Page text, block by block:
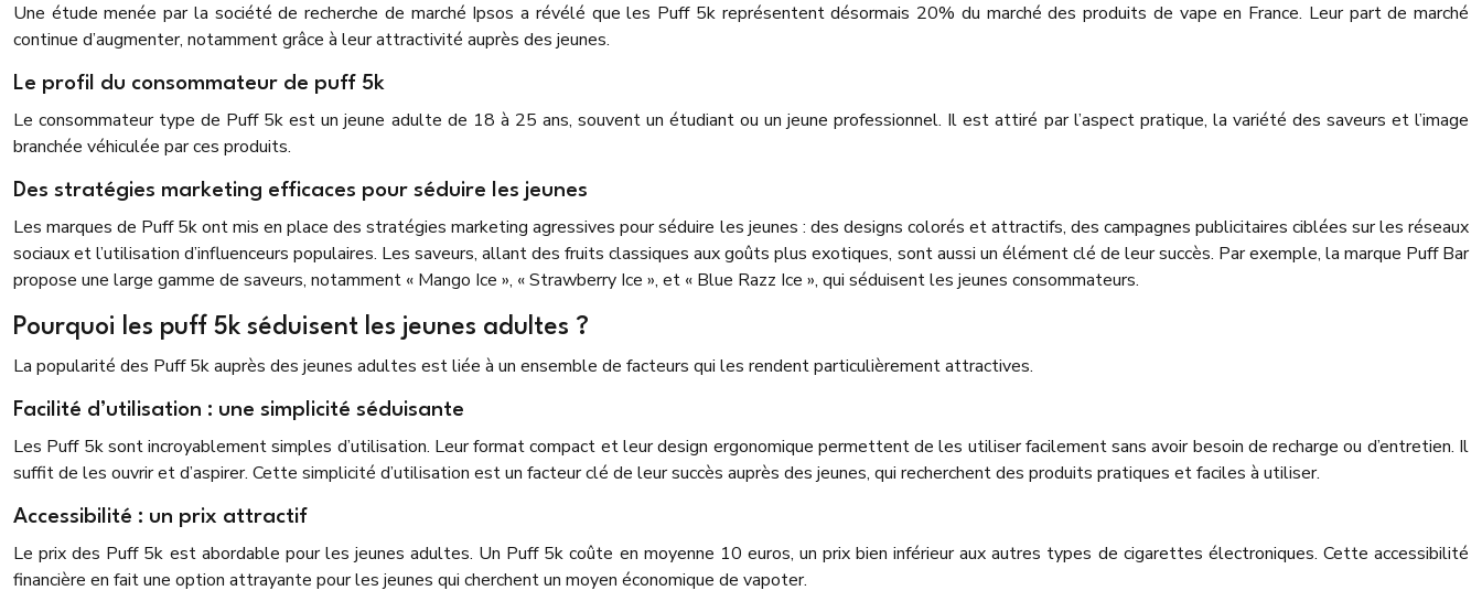
Une étude menée par la société de recherche de marché Ipsos a révélé que les Puff 5k représentent désormais 20% du marché des produits de vape en France. Leur part de marché
continue d’augmenter, notamment grâce à leur attractivité auprès des jeunes.
Le profil du consommateur de puff 5k
Le consommateur type de Puff 5k est un jeune adulte de 18 à 25 ans, souvent un étudiant ou un jeune professionnel. Il est attiré par l’aspect pratique, la variété des saveurs et l’image
branchée véhiculée par ces produits.
Des stratégies marketing efficaces pour séduire les jeunes
Les marques de Puff 5k ont mis en place des stratégies marketing agressives pour séduire les jeunes : des designs colorés et attractifs, des campagnes publicitaires ciblées sur les réseaux
sociaux et l’utilisation d’influenceurs populaires. Les saveurs, allant des fruits classiques aux goûts plus exotiques, sont aussi un élément clé de leur succès. Par exemple, la marque Puff Bar
propose une large gamme de saveurs, notamment « Mango Ice », « Strawberry Ice », et « Blue Razz Ice », qui séduisent les jeunes consommateurs.
Pourquoi les puff 5k séduisent les jeunes adultes ?
La popularité des Puff 5k auprès des jeunes adultes est liée à un ensemble de facteurs qui les rendent particulièrement attractives.
Facilité d’utilisation : une simplicité séduisante
Les Puff 5k sont incroyablement simples d’utilisation. Leur format compact et leur design ergonomique permettent de les utiliser facilement sans avoir besoin de recharge ou d’entretien. Il
suffit de les ouvrir et d’aspirer. Cette simplicité d’utilisation est un facteur clé de leur succès auprès des jeunes, qui recherchent des produits pratiques et faciles à utiliser.
Accessibilité : un prix attractif
Le prix des Puff 5k est abordable pour les jeunes adultes. Un Puff 5k coûte en moyenne 10 euros, un prix bien inférieur aux autres types de cigarettes électroniques. Cette accessibilité
financière en fait une option attrayante pour les jeunes qui cherchent un moyen économique de vapoter.